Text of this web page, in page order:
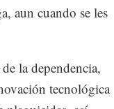
aun cuando se les
la dependencia,
tecnológica